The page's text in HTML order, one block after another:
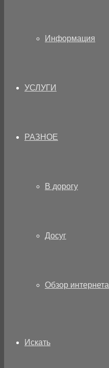
Информация
УСЛУГИ
РАЗНОЕ
В дорогу
Досуг
Обзор интернета
Искать